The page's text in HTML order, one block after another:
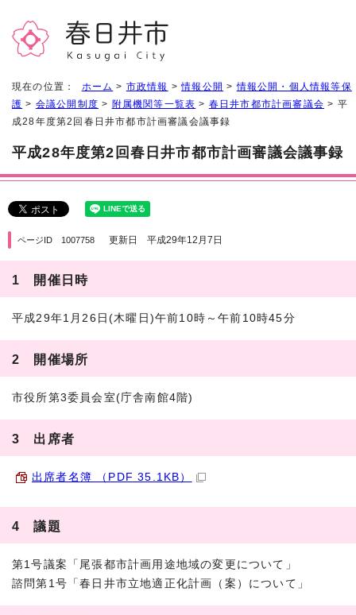
現在の位置： ホーム > 市政情報 >情報公開 >情報公開・個人情報等保
護 > 会議公開制度 > 附属機関等一覧表 > 春日井市都市計画審議会 > 平
成28年度第2回春日井市都市計画審議会議事録
平成28年度第2回春日井市都市計画審議会議事録
ページID 1007758 更新日 平成29年12月7日
1 開催日時
平成29年1月26日(木曜日)午前10時～午前10時45分
2 開催場所
市役所第3委員会室(庁舎南館4階)
3 出席者
出席者名簿 （PDF 35.1KB）
4 議題
第1号議案「尾張都市計画用途地域の変更について」
諮問第1号「春日井市立地適正化計画（案）について」